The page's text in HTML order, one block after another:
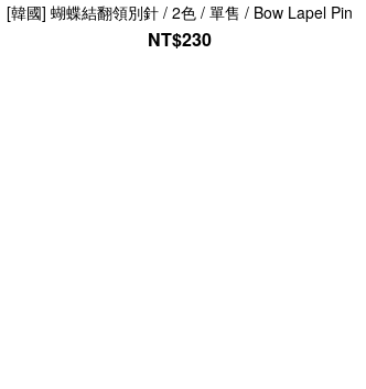
[韓國] 蝴蝶結翻領別針 / 2色 / 單售 / Bow Lapel Pin
NT$230